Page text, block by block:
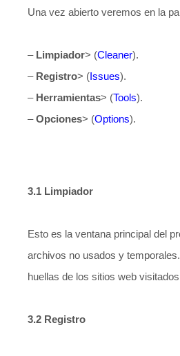
Una vez abierto veremos en la
– Limpiador> (Cleaner).
– Registro> ( Issues).
– Herramientas> (Tools).
–Opciones> (Options).
3.1 Limpiador
Esto es la ventana principal del
archivos no usados y
huellas de los sitios web
3.2 Registro